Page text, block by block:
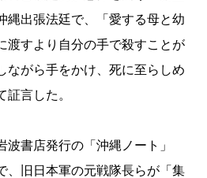
縄出張法廷で、「愛する母と幼
渡すより自分の手で殺すことが
ながら手をかけ、死に至らしめ
証言した。
波書店発行の「沖縄ノート」
、旧日本軍の元戦隊長らが「集